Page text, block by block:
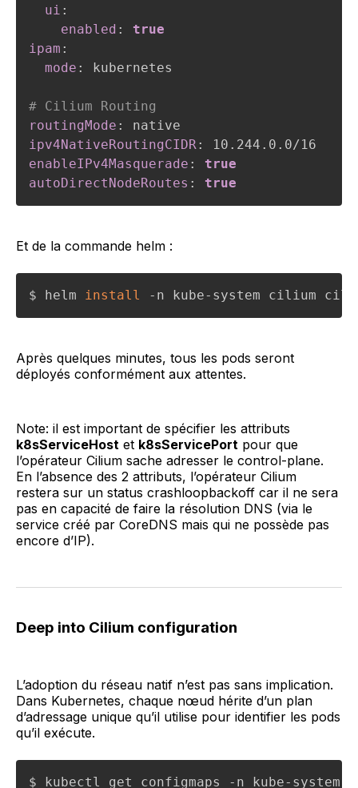
ui :
enabled :
true
ipam :
mode : kubernetes
# Cilium Routing
routingMode :
ipv4NativeRoutingCIDR:
enableIPv4Masquerade :
true
autoDirectNodeRoutes : true
Et de la commande helm :
$ helm install -n kube-system cilium
Après quelques minutes, tous les pods seront
déployés conformément aux attentes.
Note: il est important de spécifier les attributs
k8sServiceHost et k8sServicePort pour que
l’opérateur Cilium sache adresser le control-plane.
En l’absence des 2 attributs, l’opérateur Cilium
restera sur un status crashloopbackoff car il ne sera
pas en capacité de faire la résolution DNS (via le
service créé par CoreDNS mais qui ne possède pas
encore d’IP).
Deep into Cilium configuration
L’adoption du réseau natif n’est pas sans implication.
Dans Kubernetes, chaque nœud hérite d’un plan
d’adressage unique qu’il utilise pour identifier les pods
qu’il exécute.
$ kubectl get configmaps -n kube-system